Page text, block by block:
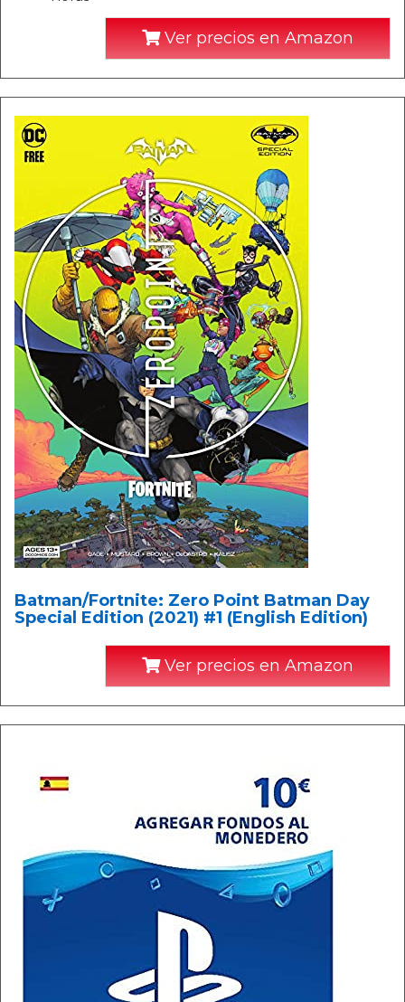
Ver precios en Amazon
Batman/Fortnite: Zero Point Batman Day
Special Edition (2021) #1 (English Edition)
Ver precios en Amazon